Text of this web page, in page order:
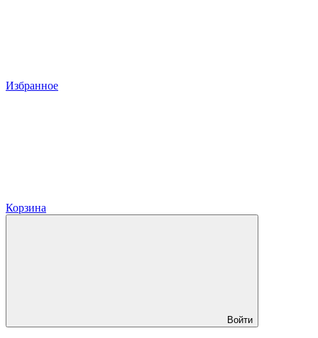
Избранное
Корзина
Войти